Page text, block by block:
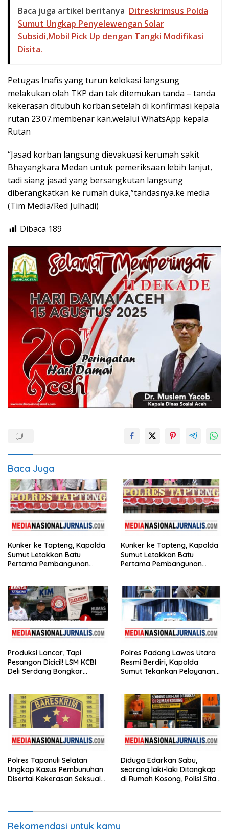
Baca juga artikel beritanya Ditreskrimsus Polda
Sumut Ungkap Penyelewengan Solar
Subsidi,Mobil Pick Up dengan Tangki Modifikasi
Disita.
Petugas Inafis yang turun kelokasi langsung
melakukan olah TKP dan tak ditemukan tanda – tanda
kekerasan ditubuh korban.setelah di konfirmasi kepala
rutan 23.07.membenar kan.welalui WhatsApp kepala
Rutan
“Jasad korban langsung dievakuasi kerumah sakit
Bhayangkara Medan untuk pemeriksaan lebih lanjut,
tadi siang jasad yang bersangkutan langsung
diberangkatkan ke rumah duka,”tandasnya.ke media
(Tim Media/Red Julhadi)
Dibaca 189
Baca Juga
Kunker ke Tapteng, Kapolda
Sumut Letakkan Batu
Pertama Pembangunan
Kunker ke Tapteng, Kapolda
Sumut Letakkan Batu
Pertama Pembangunan
Produksi Lancar, Tapi
Pesangon Dicicil! LSM KCBI
Deli Serdang Bongkar
Polres Padang Lawas Utara
Resmi Berdiri, Kapolda
Sumut Tekankan Pelayanan
Polres Tapanuli Selatan
Ungkap Kasus Pembunuhan
Disertai Kekerasan Seksual
Diduga Edarkan Sabu,
seorang laki-laki Ditangkap
di Rumah Kosong, Polisi Sita
Rekomendasi untuk kamu